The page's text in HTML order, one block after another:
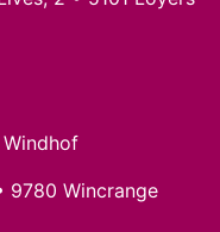
9780 Wincrange